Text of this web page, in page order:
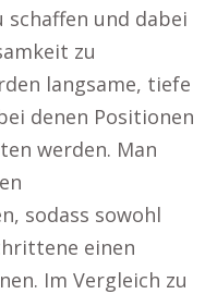
schaffen und dabei
zu
langsame, tiefe
denen Positionen
werden. Man
sodass sowohl
einen
Im Vergleich zu